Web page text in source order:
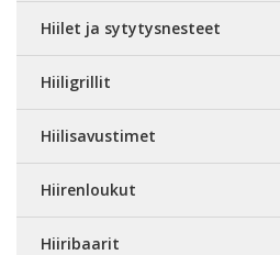
Hiilet ja sytytysnesteet
Hiiligrillit
Hiilisavustimet
Hiirenloukut
Hiiribaarit